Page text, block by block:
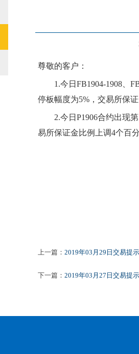
尊敬的客户：
1.今日 FB1904-1908、
停板幅度为5%，交易所保
2.今日 P1906合约出现第
易所保证金比例
上调4个百
上一篇： 2019年03月29日交易提示
下一篇： 2019年03月27日交易提示